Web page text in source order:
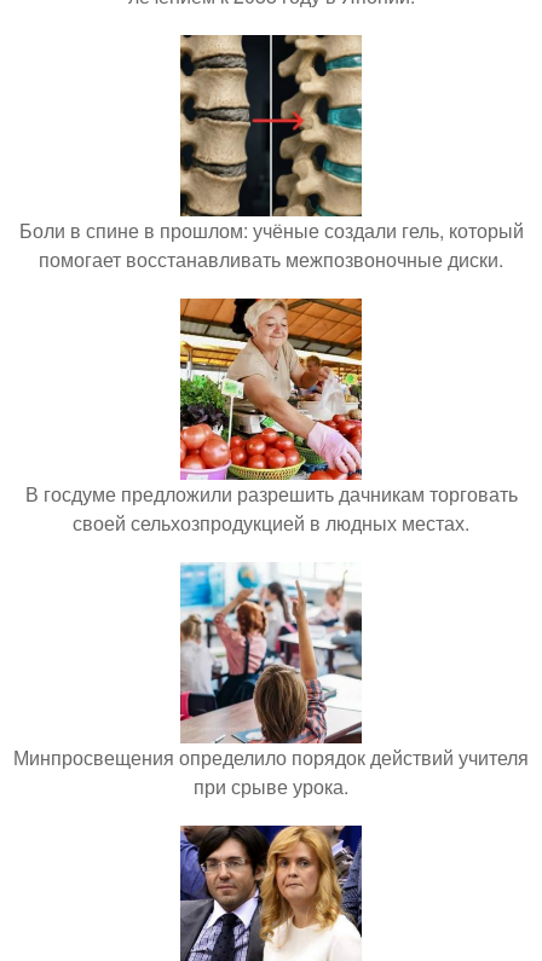
Боли в спине в прошлом: учёные создали гель, который
помогает восстанавливать межпозвоночные диски.
В госдуме предложили разрешить дачникам торговать
своей сельхозпродукцией в людных местах.
Минпросвещения определило порядок действий учителя
при срыве урока.